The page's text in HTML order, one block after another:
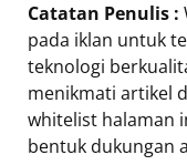
Catatan Penulis :
pada iklan untuk
teknologi
menikmati artikel
whitelist halaman
bentuk dukungan